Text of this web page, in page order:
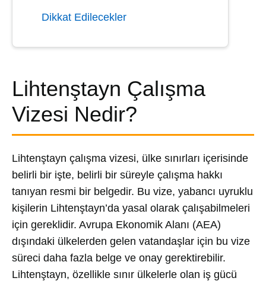
Dikkat Edilecekler
Lihtenştayn Çalışma
Vizesi Nedir?
Lihtenştayn çalışma vizesi, ülke sınırları içerisinde
belirli bir işte, belirli bir süreyle çalışma hakkı
tanıyan resmi bir belgedir. Bu vize, yabancı uyruklu
kişilerin Lihtenştayn’da yasal olarak çalışabilmeleri
için gereklidir. Avrupa Ekonomik Alanı (AEA)
dışındaki ülkelerden gelen vatandaşlar için bu vize
süreci daha fazla belge ve onay gerektirebilir.
Lihtenştayn, özellikle sınır ülkelerle olan iş gücü